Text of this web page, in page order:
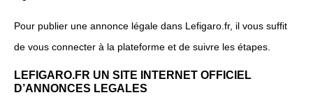
Pour publier une annonce légale dans Lefigaro.fr, il vous suffit
de vous connecter à la plateforme et de suivre les étapes.
LEFIGARO.FR UN SITE INTERNET OFFICIEL
D’ANNONCES LEGALES